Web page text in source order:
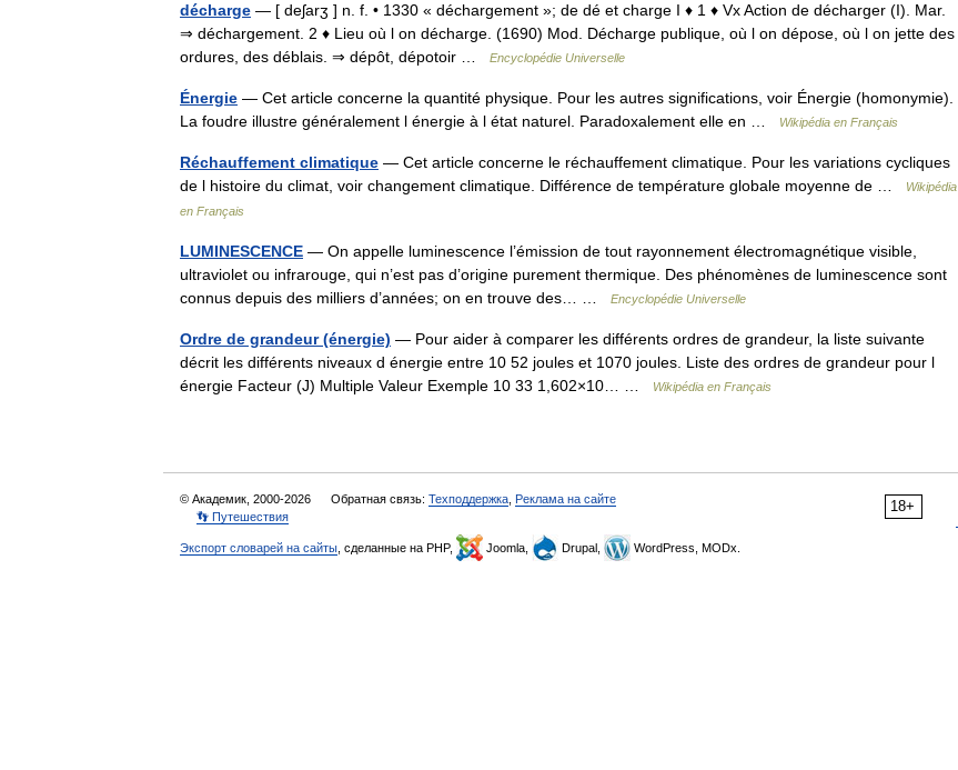
décharge — [ deʃarʒ ] n. f. • 1330 « déchargement »; de dé et charge I ♦ 1 ♦ Vx Action de décharger (I). Mar.
⇒ déchargement. 2 ♦ Lieu où l on décharge. (1690) Mod. Décharge publique, où l on dépose, où l on jette des
ordures, des déblais. ⇒ dépôt, dépotoir …
Encyclopédie Universelle
Énergie — Cet article concerne la quantité physique. Pour les autres significations, voir Énergie (homonymie).
La foudre illustre généralement l énergie à l état naturel. Paradoxalement elle en …
Wikipédia en Français
Réchauffement climatique — Cet article concerne le réchauffement climatique. Pour les variations cycliques
de l histoire du climat, voir changement climatique. Différence de température globale moyenne de …
Wikipédia
en Français
LUMINESCENCE — On appelle luminescence l’émission de tout rayonnement électromagnétique visible,
ultraviolet ou infrarouge, qui n’est pas d’origine purement thermique. Des phénomènes de luminescence sont
connus depuis des milliers d’années; on en trouve des… …
Encyclopédie Universelle
Ordre de grandeur (énergie) — Pour aider à comparer les différents ordres de grandeur, la liste suivante
décrit les différents niveaux d énergie entre 10 52 joules et 1070 joules. Liste des ordres de grandeur pour l
énergie Facteur (J) Multiple Valeur Exemple 10 33 1,602×10… …
Wikipédia en Français
18+
© Академик, 2000-2026 Обратная связь: Техподдержка Реклама на сайте
👣 Путешествия
Экспорт словарей на сайты , сделанные на PHP, Joomla, Drupal, WordPress, MODx.